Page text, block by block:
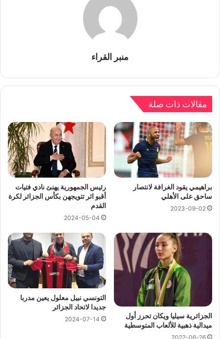
منبر القراء
مقالات ذات صلة
براهيمي يقود الغرافة لانتصار
ساحق على الأهلي
2023-09-02
رئيس الجمهورية يهنئ نادي فتيات
أقبو اثر تتويجهن بكأس الجزائر لكرة
القدم
2024-05-04
الجزائرية سيليا ويكان تحرز أول
ميدالية ذهبية للألعاب المتوسطية
2022-06-26
التونسي نبيل معلول يعين مدربا
جديدا لاتحاد الجزائر
2024-07-14